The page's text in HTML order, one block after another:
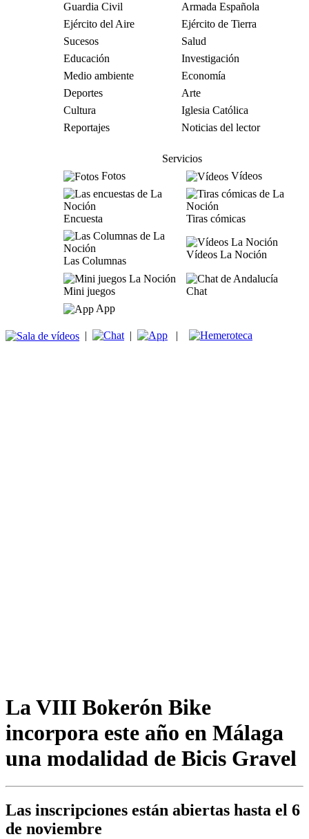
Guardia Civil
Armada Española
Ejército del Aire
Ejército de Tierra
Sucesos
Salud
Educación
Investigación
Medio ambiente
Economía
Deportes
Arte
Cultura
Iglesia Católica
Reportajes
Noticias del lector
Servicios
Fotos
Vídeos
Encuesta Tiras cómicas
Las Columnas
Vídeos La Noción
Mini juegos
Chat
App
| | |
La VIII Bokerón Bike
incorpora este año en Málaga
una modalidad de Bicis Gravel
Las inscripciones están abiertas hasta el 6
de noviembre